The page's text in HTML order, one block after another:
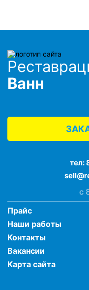
Ванн
Прайс
Наши работы
Контакты
Вакансии
Карта сайта
тел:
с